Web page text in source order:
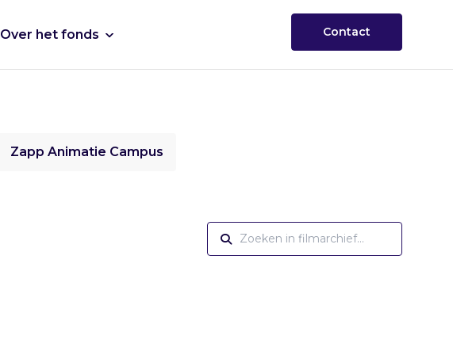
Over het fonds Contact
Zapp Animatie Campus